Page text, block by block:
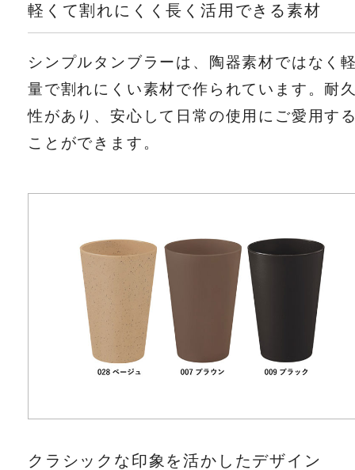
軽くて割れにくく長く活用できる素材
シンプルタンブラーは、陶器素材ではなく
量で割れにくい素材で作られています。耐
性があり、安心して日常の使用にご愛用す
ことができます。
クラシックな印象を活かしたデザイン